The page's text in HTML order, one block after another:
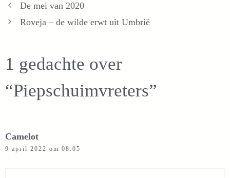
De mei van 2020
Roveja – de wilde erwt uit Umbrië
1 gedachte over
“Piepschuimvreters”
Camelot
9 april 2022 om 08:05